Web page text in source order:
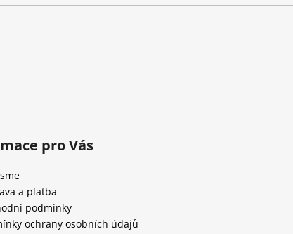
pro Vás
a platba
podmínky
ochrany osobních údajů